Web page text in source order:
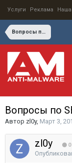
Услуги Реклама
Вопросы по Symantec Endpoint Protection
Вопросы по
Автор zl0y, Март 3,
zl0y 0